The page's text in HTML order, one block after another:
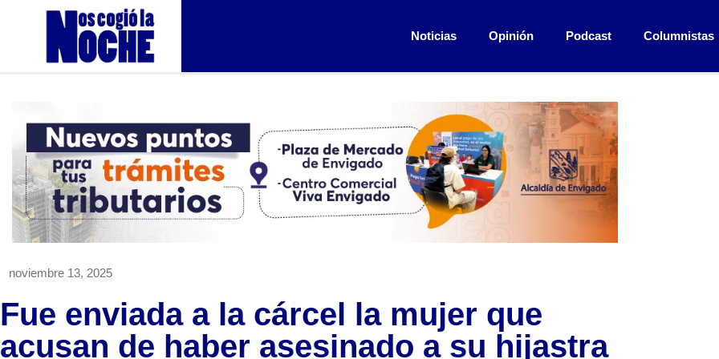
Noticias Opinión Podcast Columnistas
noviembre 13, 2025
Fue enviada a la cárcel la mujer que
acusan de haber asesinado a su hijastra